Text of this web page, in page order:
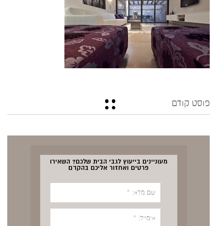
פוסט קודם
מעוניינים בייעוץ לגבי הבית שלכם? השאירו
פרטים ואחזור אליכם בהקדם